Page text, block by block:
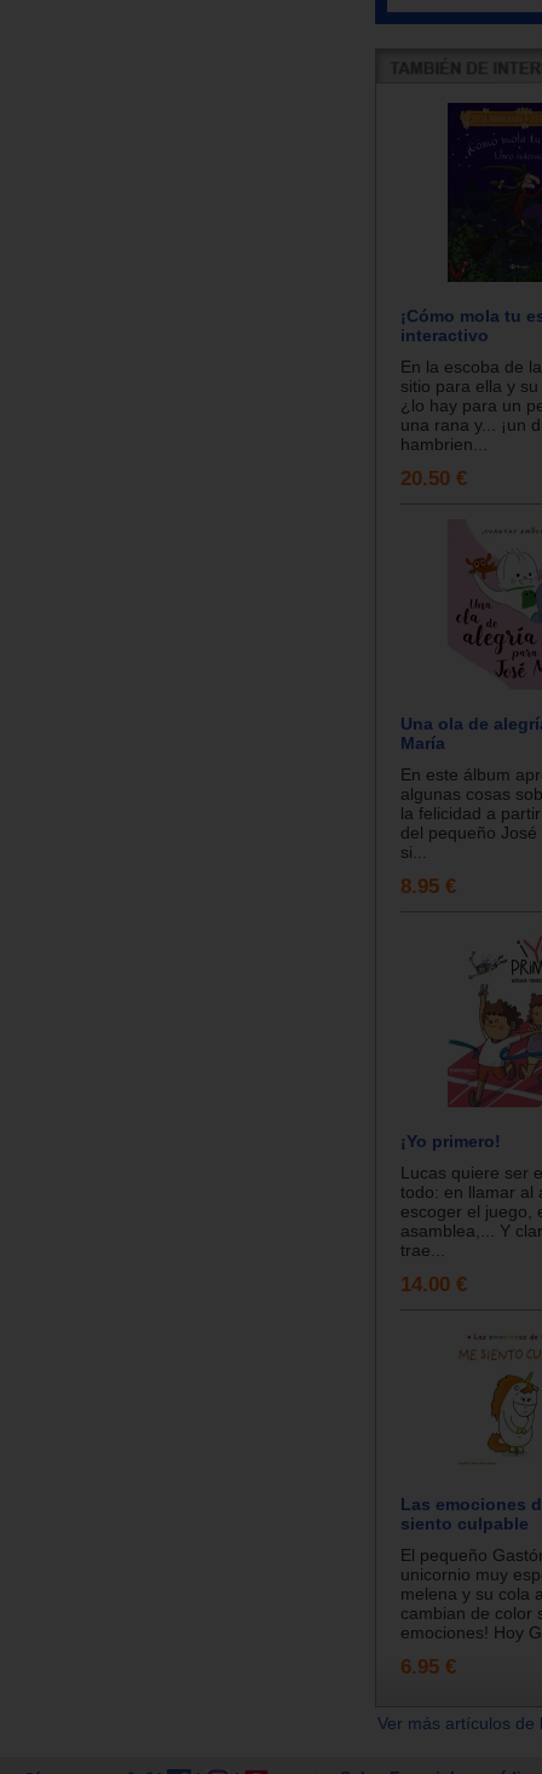
¡Cómo mola tu
interactivo
En la escoba de
sitio para ella y
¿lo hay para un
una rana y... ¡un
hambrien...
20.50 €
Una ola de
María
En este álbum
algunas cosas
la felicidad a
del pequeño
si...
8.95 €
¡Yo primero!
Lucas quiere ser
todo: en llamar al
escoger el juego,
asamblea,... Y
trae...
14.00 €
Las emociones
siento culpable
El pequeño
unicornio muy
melena y su cola
cambian de color
emociones! Hoy
6.95 €
Ver más artículos